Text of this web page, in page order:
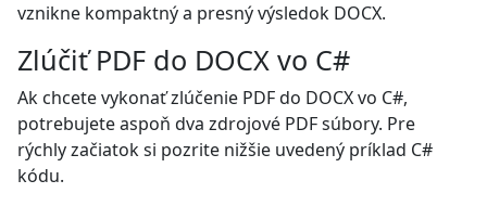
vznikne kompaktný a presný výsledok DOCX.
Zlúčiť PDF do DOCX vo C#
Ak chcete vykonať zlúčenie PDF do DOCX vo C#,
potrebujete aspoň dva zdrojové PDF súbory. Pre
rýchly začiatok si pozrite nižšie uvedený príklad C#
kódu.